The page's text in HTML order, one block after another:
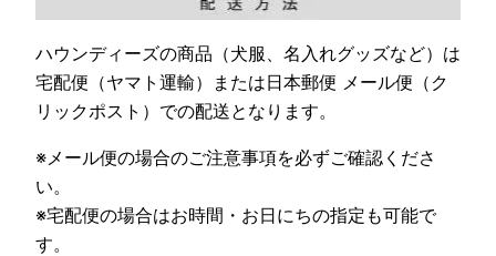
ハウンディーズの商品（犬服、名入れグッズなど）は
宅配便（ヤマト運輸）または日本郵便 メール便（ク
リックポスト）での配送となります。
※メール便の場合のご注意事項を必ずご確認くださ
い。
※宅配便の場合はお時間・お日にちの指定も可能で
す。